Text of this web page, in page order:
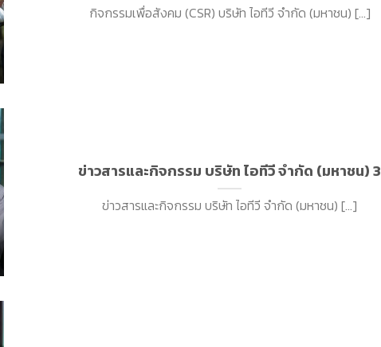
กิจกรรมเพื่อสังคม (CSR) บริษัท ไอทีวี จำกัด (มหาชน) [...]
ข่าวสารและกิจกรรม บริษัท ไอทีวี จำกัด (มหาชน) 3
ข่าวสารและกิจกรรม บริษัท ไอทีวี จำกัด (มหาชน) [...]